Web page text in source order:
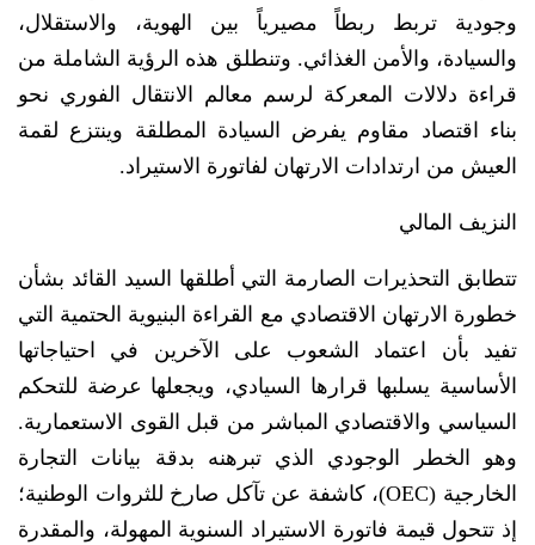
وجودية تربط ربطاً مصيرياً بين الهوية، والاستقلال،
والسيادة، والأمن الغذائي. وتنطلق هذه الرؤية الشاملة من
قراءة دلالات المعركة لرسم معالم الانتقال الفوري نحو
بناء اقتصاد مقاوم يفرض السيادة المطلقة وينتزع لقمة
العيش من ارتدادات الارتهان لفاتورة الاستيراد.
النزيف المالي
تتطابق التحذيرات الصارمة التي أطلقها السيد القائد بشأن
خطورة الارتهان الاقتصادي مع القراءة البنيوية الحتمية التي
تفيد بأن اعتماد الشعوب على الآخرين في احتياجاتها
الأساسية يسلبها قرارها السيادي، ويجعلها عرضة للتحكم
السياسي والاقتصادي المباشر من قبل القوى الاستعمارية.
وهو الخطر الوجودي الذي تبرهنه بدقة بيانات التجارة
الخارجية (OEC)، كاشفة عن تآكل صارخ للثروات الوطنية؛
إذ تتحول قيمة فاتورة الاستيراد السنوية المهولة، والمقدرة